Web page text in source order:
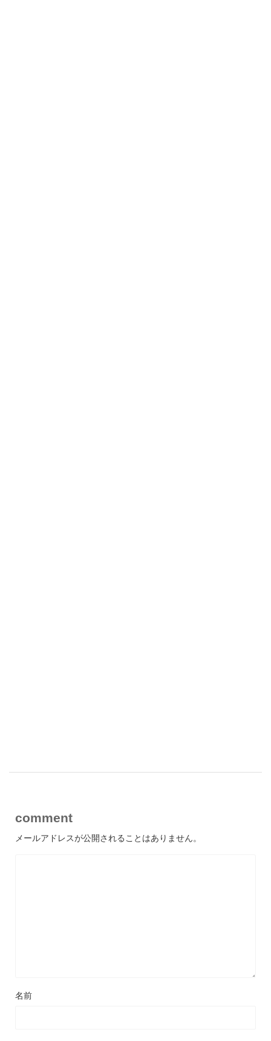
comment
メールアドレスが公開されることはありません。
名前